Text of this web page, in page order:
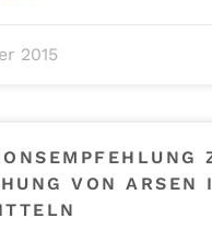
2015
VON ARSEN